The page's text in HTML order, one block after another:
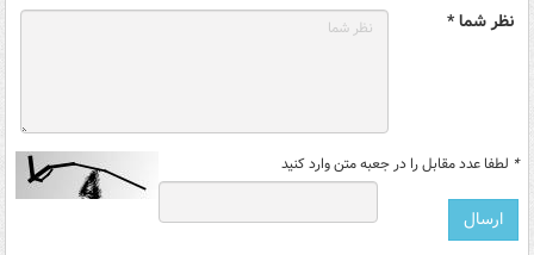
نظر شما *
* لطفا عدد مقابل را در جعبه متن وارد کنید